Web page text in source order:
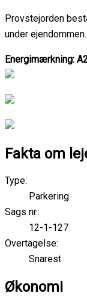
Provstejorden
under
Energimærkning:
Fakta om
Type:
Parkering
Sags nr.:
12-1-127
Overtagelse:
Snarest
Økonomi